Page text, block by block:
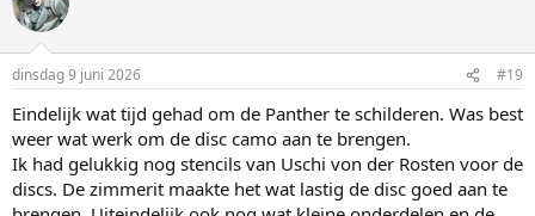
dinsdag 9 juni 2026 #19
Eindelijk wat tijd gehad om de Panther te schilderen. Was best
weer wat werk om de disc camo aan te brengen.
Ik had gelukkig nog stencils van Uschi von der Rosten voor de
discs. De zimmerit maakte het wat lastig de disc goed aan te